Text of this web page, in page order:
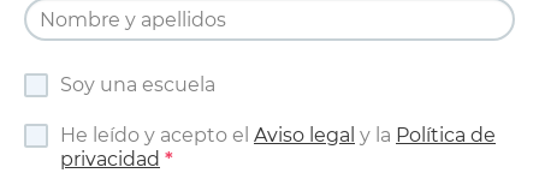
Soy una escuela
He leído y acepto el Aviso legal y la Política de
privacidad